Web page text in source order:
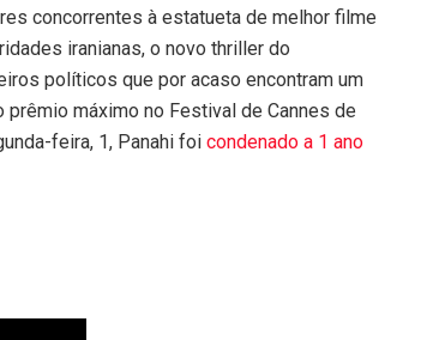
concorrentes à estatueta de melhor filme
iranianas, o novo thriller do
políticos que por acaso encontram um
máximo no Festival de Cannes de
feira, 1, Panahi foi condenado a 1 ano